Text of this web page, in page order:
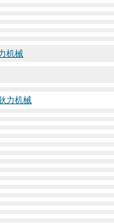
机械
力机械